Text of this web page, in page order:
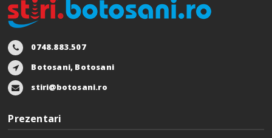
0748.883.507
Botosani, Botosani
stiri@botosani.ro
Prezentari